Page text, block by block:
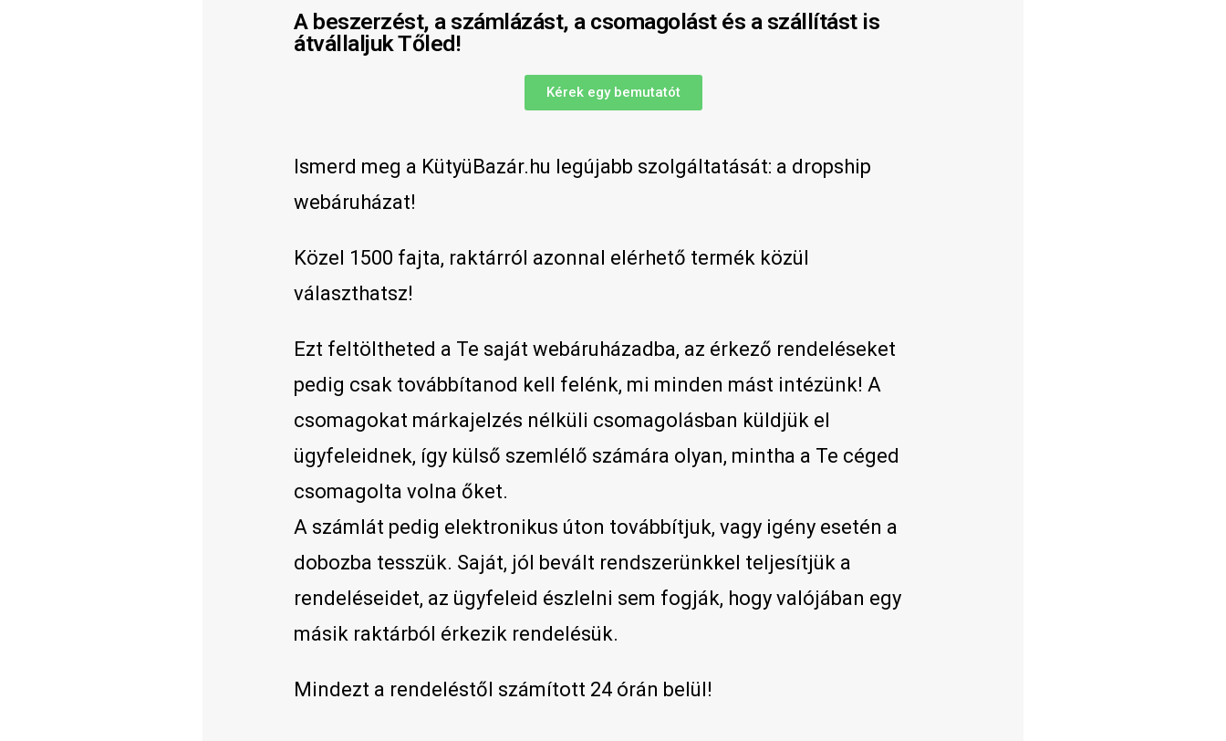
A beszerzést, a számlázást, a csomagolást és a szállítást is
átvállaljuk Tőled!
Kérek egy bemutatót
Ismerd meg a KütyüBazár.hu legújabb szolgáltatását: a dropship
webáruházat!
Közel 1500 fajta, raktárról azonnal elérhető termék közül
választhatsz!
Ezt feltöltheted a Te saját webáruházadba, az érkező rendeléseket
pedig csak továbbítanod kell felénk, mi minden mást intézünk! A
csomagokat márkajelzés nélküli csomagolásban küldjük el
ügyfeleidnek, így külső szemlélő számára olyan, mintha a Te céged
csomagolta volna őket.
A számlát pedig elektronikus úton továbbítjuk, vagy igény esetén a
dobozba tesszük. Saját, jól bevált rendszerünkkel teljesítjük a
rendeléseidet, az ügyfeleid észlelni sem fogják, hogy valójában egy
másik raktárból érkezik rendelésük.
Mindezt a rendeléstől számított 24 órán belül!